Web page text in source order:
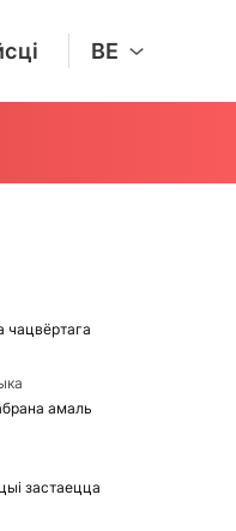
BE
чацвёртага
амаль
застаецца